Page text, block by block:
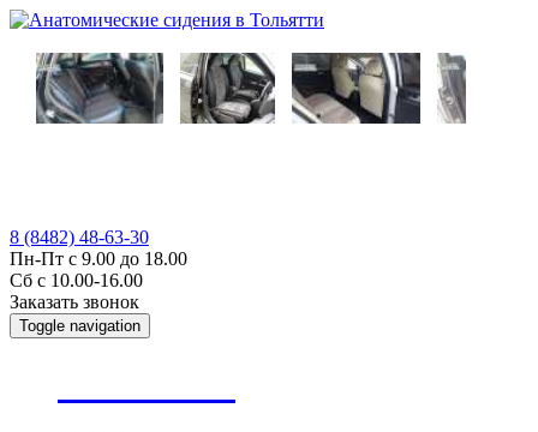
8 (8482) 48-63-30
Пн-Пт с 9.00 до 18.00
Сб с 10.00-16.00
Заказать звонок
Toggle navigation